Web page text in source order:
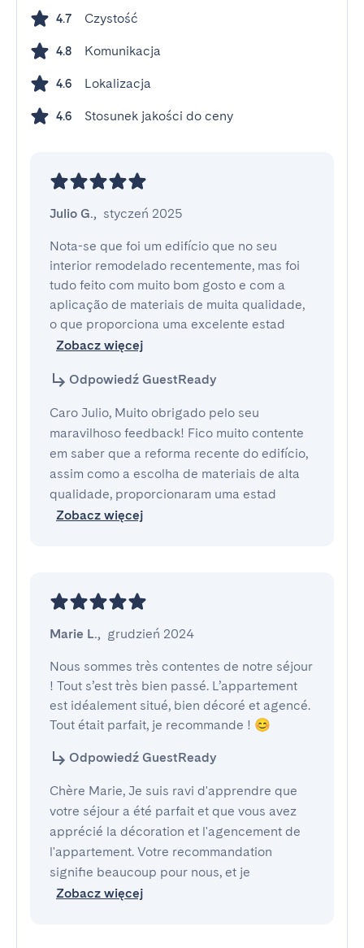
4.7 Czystość
4.8 Komunikacja
4.6 Lokalizacja
4.6 Stosunek jakości do ceny
Julio G., styczeń 2025
Nota-se que foi um edifício que no seu
interior remodelado recentemente, mas foi
tudo feito com muito bom gosto e com a
aplicação de materiais de muita qualidade,
o que proporciona uma excelente estad
Zobacz więcej
Odpowiedź GuestReady
Caro Julio, Muito obrigado pelo seu
maravilhoso feedback! Fico muito contente
em saber que a reforma recente do edifício,
assim como a escolha de materiais de alta
qualidade, proporcionaram uma estad
Zobacz więcej
Marie L., grudzień 2024
Nous sommes très contentes de notre séjour
! Tout s’est très bien passé. L’appartement
est idéalement situé, bien décoré et agencé.
Tout était parfait, je recommande ! 😊
Odpowiedź GuestReady
Chère Marie, Je suis ravi d'apprendre que
votre séjour a été parfait et que vous avez
apprécié la décoration et l'agencement de
l'appartement. Votre recommandation
signifie beaucoup pour nous, et je
Zobacz więcej